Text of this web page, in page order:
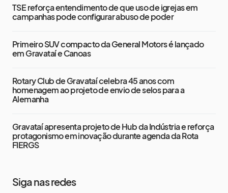
TSE reforça entendimento de que uso de igrejas em
campanhas pode configurar abuso de poder
Primeiro SUV compacto da General Motors é lançado
em Gravataí e Canoas
Rotary Club de Gravataí celebra 45 anos com
homenagem ao projeto de envio de selos para a
Alemanha
Gravataí apresenta projeto de Hub da Indústria e reforça
protagonismo em inovação durante agenda da Rota
FIERGS
Siga nas redes